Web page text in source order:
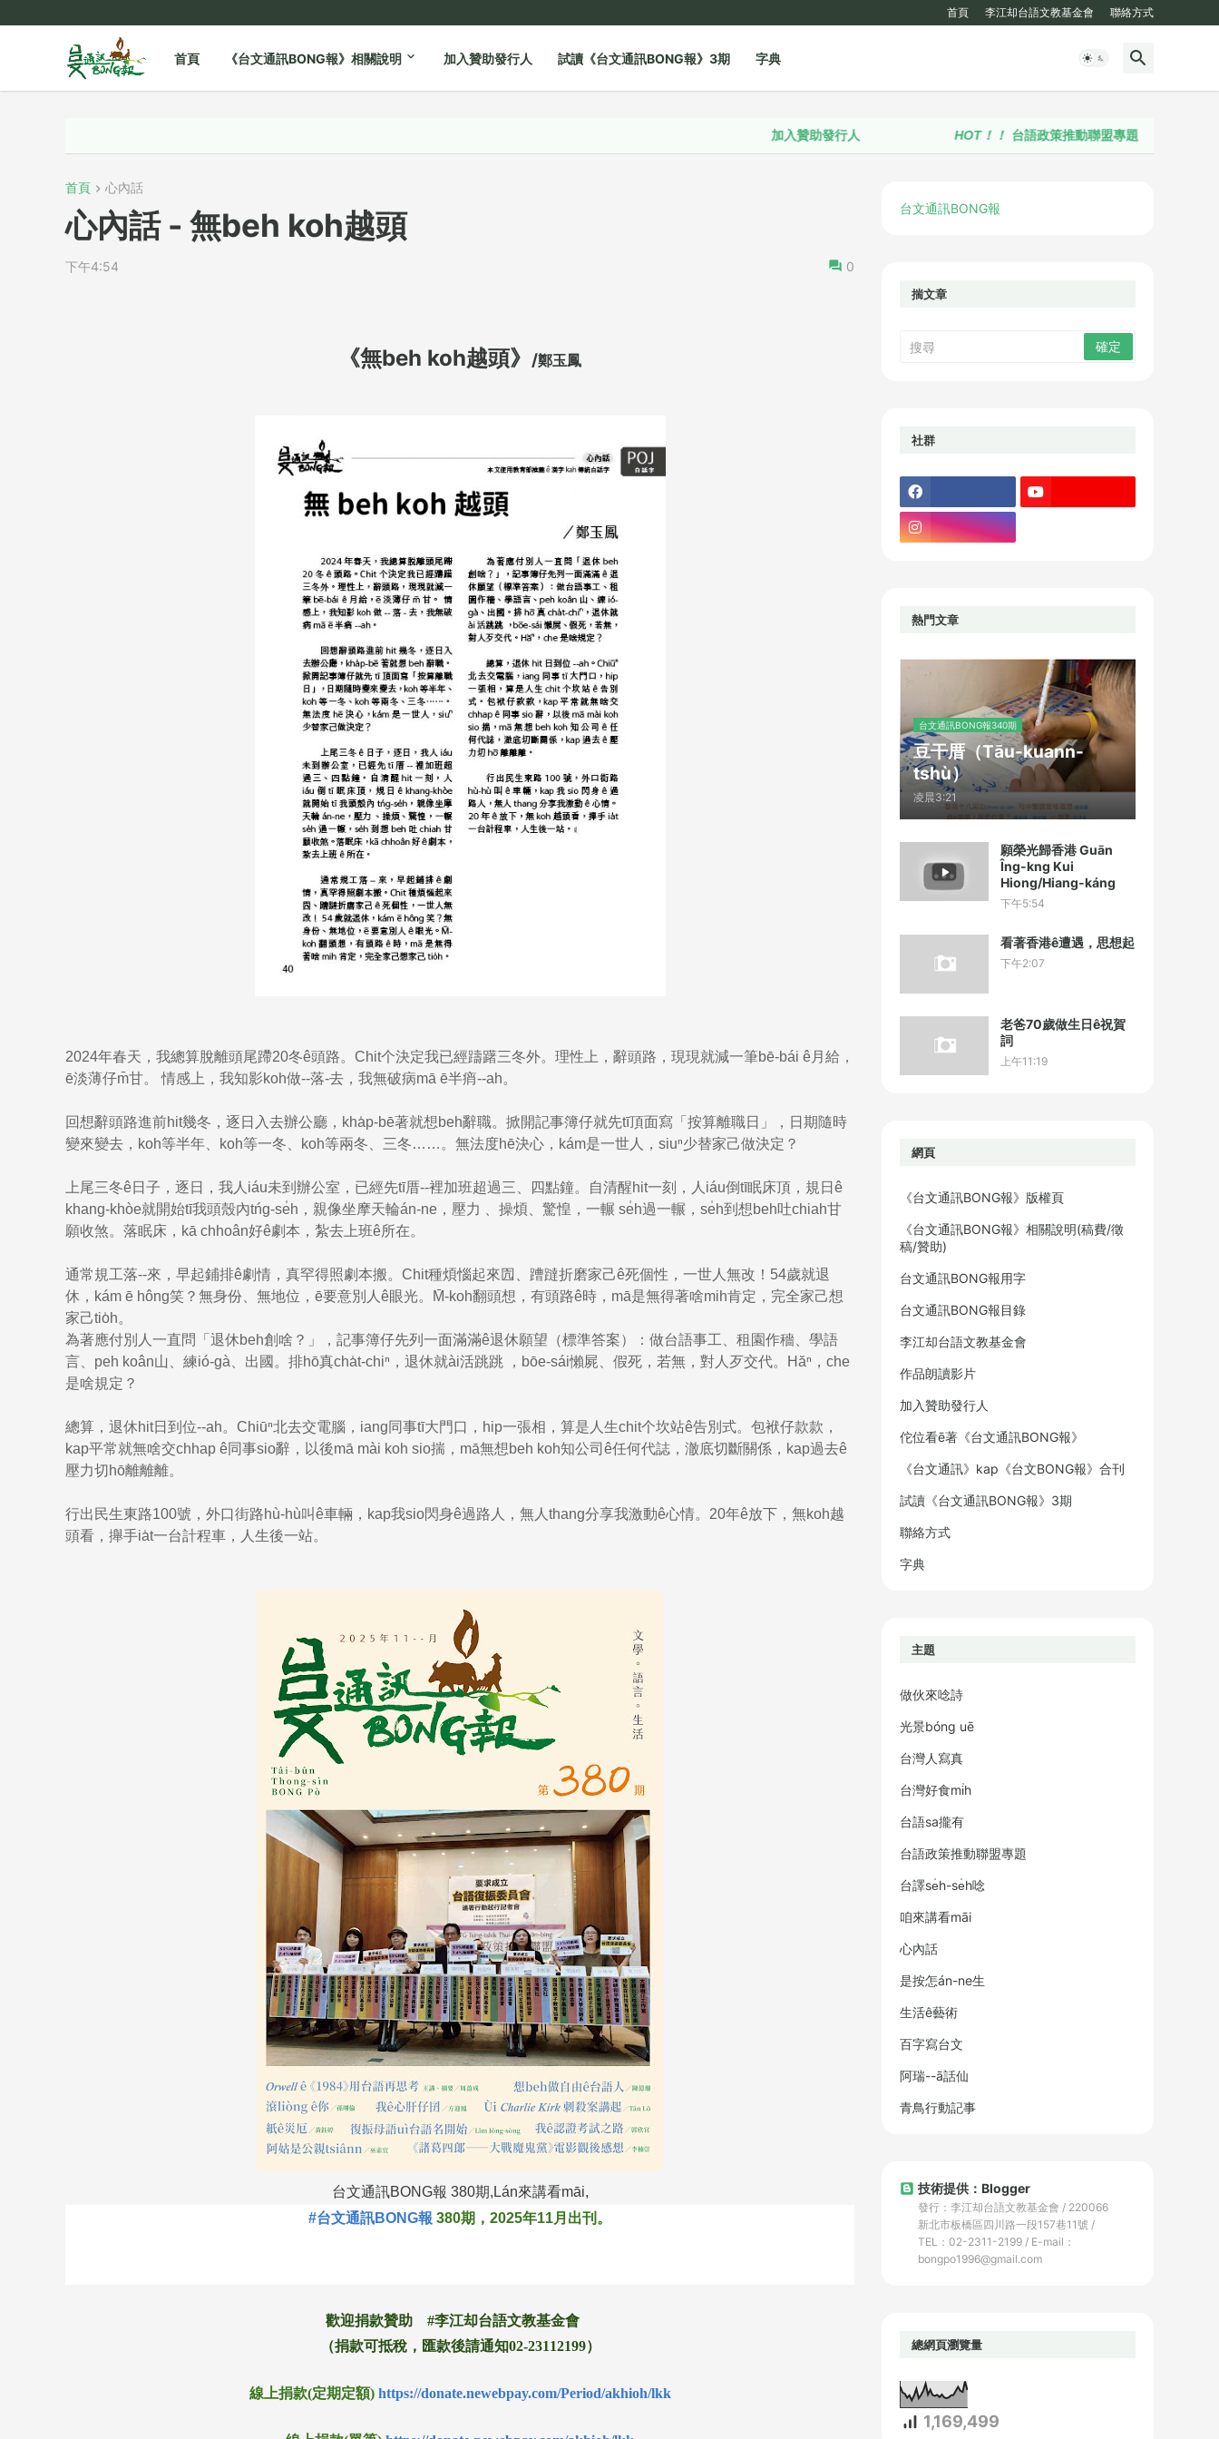
首頁 李江却台語文教基金會 聯絡方式
首頁 《台文通訊BONG報》相關說明 加入贊助發行人 試讀《台文通訊BONG報》3期 字典
加入贊助發行人 台語政策推動聯盟專題
首頁 心內話
心內話 - 無beh koh越頭
下午4:54 0
《無beh koh越頭》 /鄭玉鳳
2024年春天，我總算脫離頭尾蹛20冬ê頭路。Chit个決定我已經躊躇三冬外。理性上，辭頭路，現現就減一筆bē-bái ê月給，
ē淡薄仔m̄甘。 情感上，我知影koh做--落-去，我無破病mā ē半痟--ah。
回想辭頭路進前hit幾冬，逐日入去辦公廳，kha̍p-bē著就想beh辭職。掀開記事簿仔就先tī頂面寫「按算離職日」，日期隨時
變來變去，koh等半年、koh等一冬、koh等兩冬、三冬……。無法度hē決心，kám是一世人，siuⁿ少替家己做決定？
上尾三冬ê日子，逐日，我人iáu未到辦公室，已經先tī厝--裡加班超過三、四點鐘。自清醒hit一刻，人iáu倒tī眠床頂，規日ê
khang-khòe就開始tī我頭殼內tńg-se̍h，親像坐摩天輪án-ne，壓力 、操煩、驚惶，一輾 se̍h過一輾，se̍h到想beh吐chiah甘
願收煞。落眠床，kā chhoân好ê劇本，紮去上班ê所在。
通常規工落--來，早起鋪排ê劇情，真罕得照劇本搬。Chit種煩惱起來囥、蹧躂折磨家己ê死個性，一世人無改！54歲就退
休，kám ē hông笑？無身份、無地位，ē要意別人ê眼光。M̄-koh翻頭想，有頭路ê時，mā是無得著啥mih肯定，完全家己想
家己tio̍h。
為著應付別人一直問「退休beh創啥？」，記事簿仔先列一面滿滿ê退休願望（標準答案）：做台語事工、租園作穡、學語
言、peh koân山、練ió-gà、出國。排hō͘真cha̍t-chiⁿ，退休就ài活跳跳 ，bōe-sái懶屍、假死，若無，對人歹交代。Hăⁿ，che
是啥規定？
總算，退休hit日到位--ah。Chiūⁿ北去交電腦，iang同事tī大門口，hip一張相，算是人生chit个坎站ê告別式。包袱仔款款，
kap平常就無啥交chhap ê同事sio辭，以後mā mài koh sio揣，mā無想beh koh知公司ê任何代誌，澈底切斷關係，kap過去ê
壓力切hō͘離離離。
行出民生東路100號，外口街路hù-hù叫ê車輛，kap我sio閃身ê過路人，無人thang分享我激動ê心情。20年ê放下，無koh越
頭看，攑手ia̍t一台計程車，人生後一站。
台文通訊BONG報 380期,Lán來講看māi,
#台文通訊BONG報 380期，2025年11月出刊。
歡迎捐款贊助 #李江却台語文教基金會
（捐款可抵稅，匯款後請通知02-23112199）
線上捐款(定期定額) https://donate.newebpay.com/Period/akhioh/lkk
台文通訊BONG報
揣文章
社群
熱門文章
台文通訊BONG報340期
豆干厝（Tāu-kuann-
tshù）
凌晨3:21
願榮光歸香港 Guān
Îng-kng Kui
Hiong/Hiang-káng
下午5:54
看著香港ê遭遇，思想起
下午2:07
老爸70歲做生日ê祝賀
詞
上午11:19
網頁
《台文通訊BONG報》版權頁
《台文通訊BONG報》相關說明(稿費/徵
稿/贊助)
台文通訊BONG報用字
台文通訊BONG報目錄
李江却台語文教基金會
作品朗讀影片
加入贊助發行人
佗位看ē著《台文通訊BONG報》
《台文通訊》kap《台文BONG報》合刊
試讀《台文通訊BONG報》3期
聯絡方式
字典
主題
做伙來唸詩
光景bóng uē
台灣人寫真
台灣好食mi̍h
台語sa攏有
台語政策推動聯盟專題
台譯se̍h-se̍h唸
咱來講看māi
心內話
是按怎án-ne生
生活ê藝術
百字寫台文
阿瑞--ā話仙
青鳥行動記事
技術提供：Blogger
發行：李江却台語文教基金會 / 220066
新北市板橋區四川路一段157巷11號 /
TEL：02-2311-2199 / E-mail：
bongpo1996@gmail.com
總網頁瀏覽量
1,169,499